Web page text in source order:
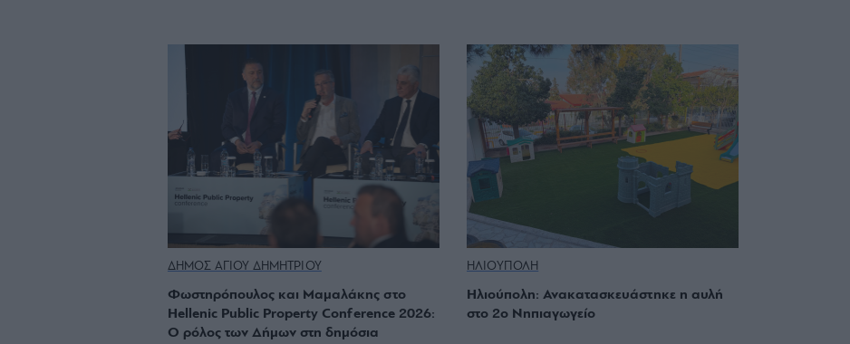
ΔΗΜΟΣ ΑΓΙΟΥ ΔΗΜΗΤΡΙΟΥ
Φωστηρόπουλος και Μαμαλάκης στο
Hellenic Public Property Conference 2026:
Ο ρόλος των Δήμων στη δημόσια
ΗΛΙΟΥΠΟΛΗ
Ηλιούπολη: Ανακατασκευάστηκε η αυλή
στο 2ο Νηπιαγωγείο